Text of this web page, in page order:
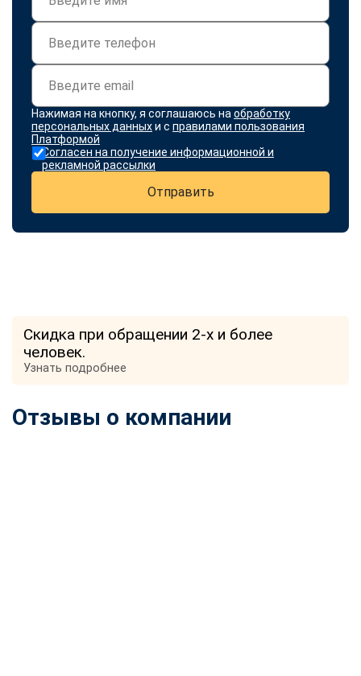
Нажимая на кнопку, я соглашаюсь на обработку
персональных данныхи с правилами пользования
Платформой
Согласен на получение информационной и
рекламной рассылки
Отправить
Скидка при обращении 2-х и более
человек.
Узнать подробнее
Отзывы о компании